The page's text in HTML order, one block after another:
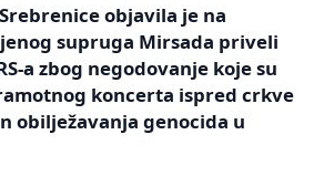
objavila je na
supruga Mirsada priveli
a zbog negodovanje koje su
koncerta ispred crkve
obilježavanja genocida u